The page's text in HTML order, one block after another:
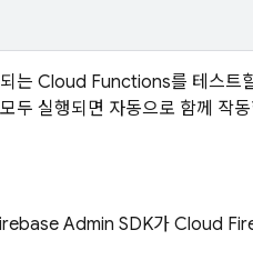
되는 Cloud Functions를 테스트
실행되면 자동으로 함께 작동
Admin SDK가 Cloud